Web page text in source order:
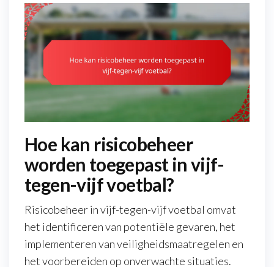
Hoe kan risicobeheer
worden toegepast in vijf-
tegen-vijf voetbal?
Risicobeheer in vijf-tegen-vijf voetbal omvat
het identificeren van potentiële gevaren, het
implementeren van veiligheidsmaatregelen en
het voorbereiden op onverwachte situaties.